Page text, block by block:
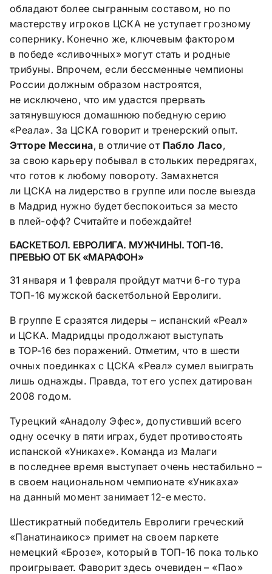
обладают более сыгранным составом, но по
мастерству игроков ЦСКА не уступает грозному
сопернику. Конечно же, ключевым фактором
в победе «сливочных» могут стать и родные
трибуны. Впрочем, если бессменные чемпионы
России должным образом настроятся,
не исключено, что им удастся прервать
затянувшуюся домашнюю победную серию
«Реала». За ЦСКА говорит и тренерский опыт.
Этторе Мессина, в отличие от Пабло Ласо,
за свою карьеру побывал в стольких передрягах,
что готов к любому повороту. Замахнется
ли ЦСКА на лидерство в группе или после выезда
в Мадрид нужно будет беспокоиться за место
в плей-офф? Считайте и побеждайте!
БАСКЕТБОЛ. ЕВРОЛИГА. МУЖЧИНЫ. ТОП-16.
ПРЕВЬЮ ОТ БК «МАРАФОН»
31 января и 1 февраля пройдут матчи 6‑го тура
ТОП-16 мужской баскетбольной Евролиги.
В группе E сразятся лидеры – испанский «Реал»
и ЦСКА. Мадридцы продолжают выступать
в ТОР-16 без поражений. Отметим, что в шести
очных поединках с ЦСКА «Реал» сумел выиграть
лишь однажды. Правда, тот его успех датирован
2008 годом.
Турецкий «Анадолу Эфес», допустивший всего
одну осечку в пяти играх, будет противостоять
испанской «Уникахе». Команда из Малаги
в последнее время выступает очень нестабильно –
в своем национальном чемпионате «Уникаха»
на данный момент занимает 12‑е место.
Шестикратный победитель Евролиги греческий
«Панатинаикос» примет на своем паркете
немецкий «Брозе», который в ТОП-16 пока только
проигрывает. Фаворит здесь очевиден – «Пао»